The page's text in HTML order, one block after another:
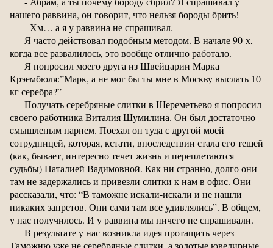
нашего раввина, он говорит, что нельзя бороды брить!
- Хм… а я у раввина не спрашивал.
Я часто действовал подобным методом. В начале 90-х,
когда все развалилось, это вообще отлично работало.
Я попросил моего друга из Швейцарии Марка
Крэембюля:”Марк, а не мог бы ты мне в Москву выслать 10
кг серебра?”
Получать серебряные слитки в Шереметьево я попросил
своего работника Виталия Шумилина. Он был достаточно
cмышленым парнем. Поехал он туда с другой моей
сотрудницей, которая, кстати, впоследствии стала его тещей
(как, бывает, интересно течет жизнь и переплетаются
судьбы) Наталией Вадимовной. Как ни странно, долго они
там не задержались и привезли слитки к нам в офис. Они
рассказали, что: “В таможне искали-искали и не нашли
никаких запретов. Они сами там все удивлялись”. В общем,
у нас получилось. И у раввина мы ничего не спрашивали.
В результате у нас возникла идея протащить через
Таможню уже не серебряные слитки, а золотые ювелирные